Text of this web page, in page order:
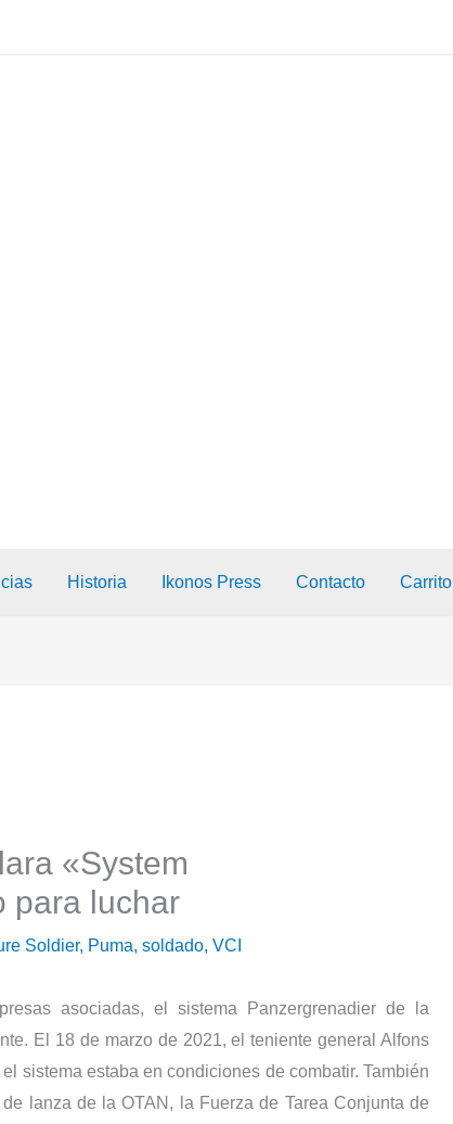
Historia Ikonos Press Contacto Carrito
«System
para luchar
Soldier, Puma, soldado, VCI
asociadas, el sistema Panzergrenadier de la
El 18 de marzo de 2021, el teniente general Alfons
sistema estaba en condiciones de combatir. También
lanza de la OTAN, la Fuerza de Tarea Conjunta de